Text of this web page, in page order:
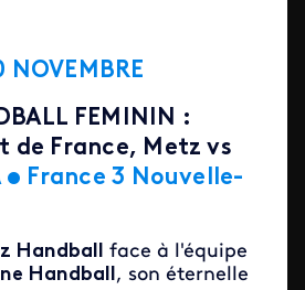
NOVEMBRE
FEMININ :
de France, Metz vs
• France 3 Nouvelle-
Handball face à l'équipe
Handball, son éternelle